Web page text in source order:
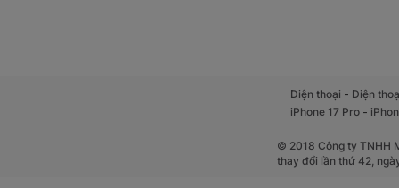
Điện thoại -Điện
iPhone 17 Pro -
© 2018 Công ty TNHH
thay đổi lần thứ 42,